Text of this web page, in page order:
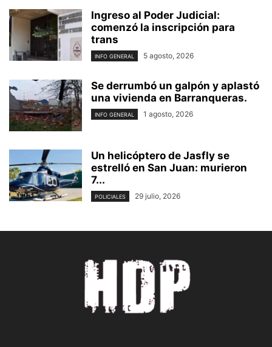
Ingreso al Poder Judicial:
comenzó la inscripción para
trans
INFO GENERAL 5 agosto, 2026
Se derrumbó un galpón y aplastó
una vivienda en Barranqueras.
INFO GENERAL 1 agosto, 2026
Un helicóptero de Jasfly se
estrelló en San Juan: murieron
7...
POLICIALES 29 julio, 2026